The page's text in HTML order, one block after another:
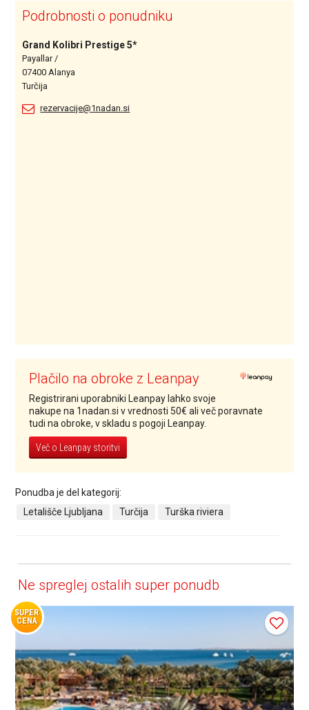
Podrobnosti o ponudniku
Grand Kolibri Prestige 5*
Payallar /
07400 Alanya
Turčija
rezervacije@1nadan.si
Plačilo na obroke z Leanpay
Registrirani uporabniki Leanpay lahko svoje
nakupe na 1nadan.si v vrednosti 50€ ali več poravnate
tudi na obroke, v skladu s pogoji Leanpay.
Več o Leanpay storitvi
Ponudba je del kategorij:
Letališče Ljubljana
Turčija Turška riviera
Ne spreglej ostalih super ponudb
SUPER
CENA